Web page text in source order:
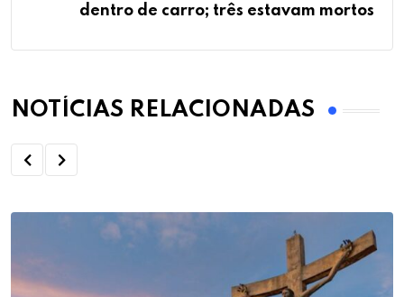
dentro de carro; três estavam mortos
NOTÍCIAS RELACIONADAS